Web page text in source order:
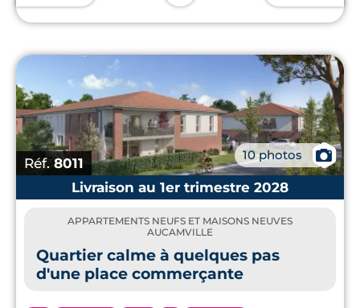
Réf.8011 10 photos
📷
Livraison au 1er trimestre 2028
APPARTEMENTS NEUFS ET MAISONS NEUVES
AUCAMVILLE
Quartier calme à quelques pas
d'une place commerçante